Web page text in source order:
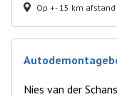
Op +- 15 km afstand
Nies van der